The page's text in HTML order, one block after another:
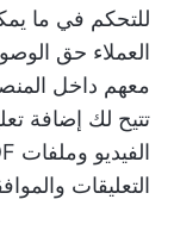
للتحكم في ما
معهم داخل
تتيح لك إضافة
التعليقات